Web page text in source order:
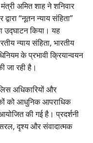
अमित शाह ने शनिवार
“नूतन न्याय संहिता”
उद्घाटन किया। यह
न्याय संहिता, भारतीय
के प्रभावी क्रियान्वयन
जा रही है।
अधिकारियों और
को आधुनिक आपराधिक
की गई है। प्रदर्शनी
दृश्य और संवादात्मक